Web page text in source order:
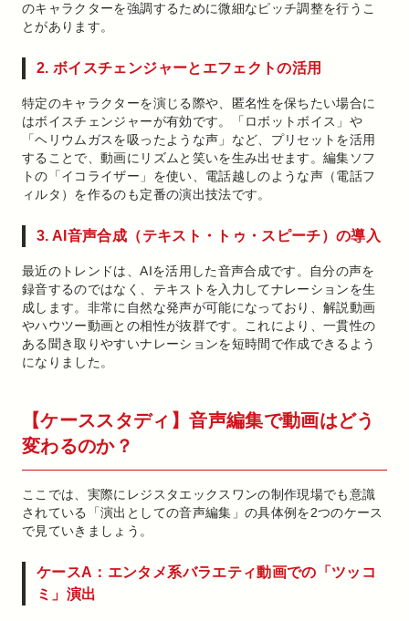
のキャラクターを強調するために微細なピッチ調整を行うこ
とがあります。
2. ボイスチェンジャーとエフェクトの活用
特定のキャラクターを演じる際や、匿名性を保ちたい場合に
はボイスチェンジャーが有効です。「ロボットボイス」や
「ヘリウムガスを吸ったような声」など、プリセットを活用
することで、動画にリズムと笑いを生み出せます。編集ソフ
トの「イコライザー」を使い、電話越しのような声（電話フ
ィルタ）を作るのも定番の演出技法です。
3. AI音声合成（テキスト・トゥ・スピーチ）の導入
最近のトレンドは、AIを活用した音声合成です。自分の声を
録音するのではなく、テキストを入力してナレーションを生
成します。非常に自然な発声が可能になっており、解説動画
やハウツー動画との相性が抜群です。これにより、一貫性の
ある聞き取りやすいナレーションを短時間で作成できるよう
になりました。
【ケーススタディ】音声編集で動画はどう
変わるのか？
ここでは、実際にレジスタエックスワンの制作現場でも意識
されている「演出としての音声編集」の具体例を2つのケース
で見ていきましょう。
ケースA：エンタメ系バラエティ動画での「ツッコ
ミ」演出